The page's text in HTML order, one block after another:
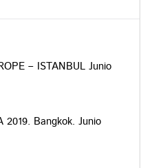
– ISTANBUL Junio
2019. Bangkok. Junio